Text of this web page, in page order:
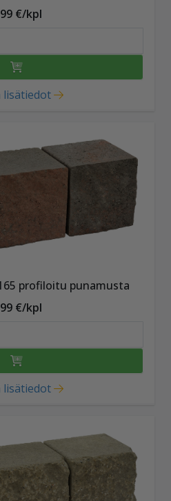
€/kpl
lisätiedot
profiloitu punamusta
€/kpl
lisätiedot